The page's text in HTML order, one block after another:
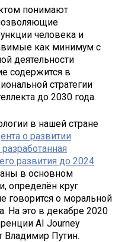
понимают
человека и
как минимум с
деятельности
содержится в
стратегии
до 2030 года.
в нашей стране
о развитии
развития до 2024
в основном
определён круг
говорится о моральной
На это в декабре 2020
AI Journey
Владимир Путин.